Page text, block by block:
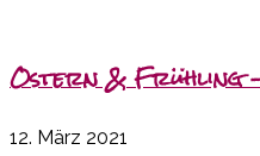
Ostern & Frühling
12. März 2021